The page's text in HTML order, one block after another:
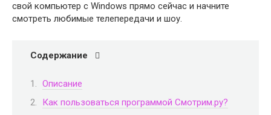
свой компьютер с Windows прямо сейчас и начните
смотреть любимые телепередачи и шоу.
Содержание
Описание
Как пользоваться программой Смотрим.ру?